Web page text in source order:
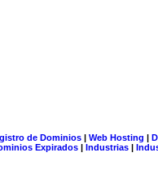
de Dominios| Web Hosting |
Expirados | Industrias |